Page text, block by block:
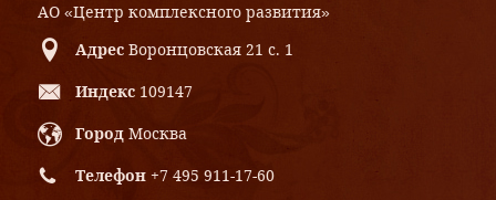
АО «Центр комплексного развития»
Адрес Воронцовская 21 с. 1
Индекс 109147
Город Москва
Телефон +7 495 911-17-60